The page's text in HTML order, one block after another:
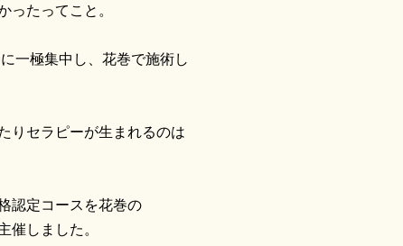
たってこと。
一極集中し、花巻で施術し
りセラピーが生まれるのは
認定コースを花巻の
しました。